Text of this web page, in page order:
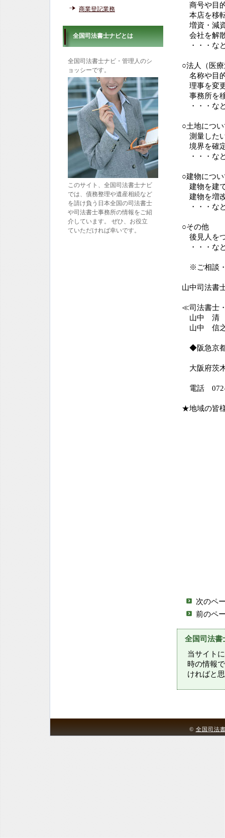
商号や目
本店を移
増資・減
会社を解
・・・な
○法人（医
名称や目
理事を変
事務所を
・・・な
○土地につ
測量した
境界を確
・・・な
○建物につ
建物を建
建物を増
・・・な
○その他
後見人を
・・・な
※ご相談・
山中司法書
≪司法書士
山中 清
山中 信
◆阪急京都
大阪府茨
電話 072-
★地域の皆
次のペ
前のペ
全国司法書
当サイト
時の情報
ければと
商業登記業務
全国司法書士ナビとは
全国司法書士ナビ・管理人のシ
ョッシーです。
このサイト、全国司法書士ナビ
では、債務整理や遺産相続など
を請け負う日本全国の司法書士
や司法書士事務所の情報をご紹
介しています。 ぜひ、お役立
ていただければ幸いです。
© 全国司法